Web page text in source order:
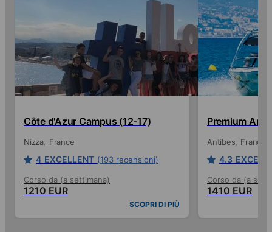
Côte d'Azur Campus (12-17)
Nizza France
4 EXCELLENT (193 recensioni)
Corso da (a settimana)
1210 EUR
SCOPRI DI PIÙ
Premium
Antibes France
4.3
Corso da (a
1410 EUR